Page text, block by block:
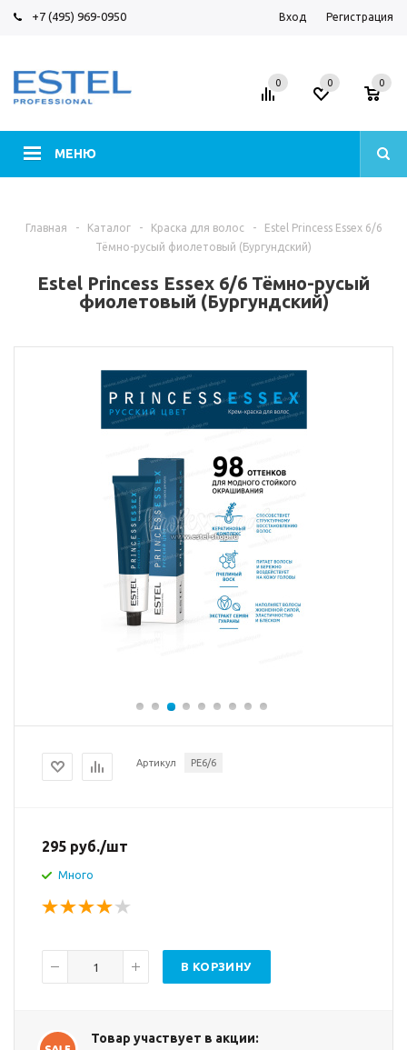
+7 (495) 969-0950 Вход Регистрация
МЕНЮ
0 0 0
Главная - Каталог - Краска для волос -
Estel Princess Essex 6/6
Тёмно-русый фиолетовый (Бургундский)
Estel Princess Essex 6/6 Тёмно-русый
фиолетовый (Бургундский)
Артикул PE6/6
295 руб./шт
Много
В КОРЗИНУ
Товар участвует в акции: